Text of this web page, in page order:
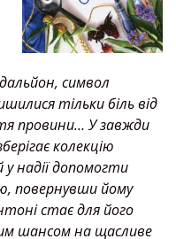
символ
тільки біль від
провини… У завжди
колекцію
надії допомогти
повернувши йому
стає для його
шансом на щасливе